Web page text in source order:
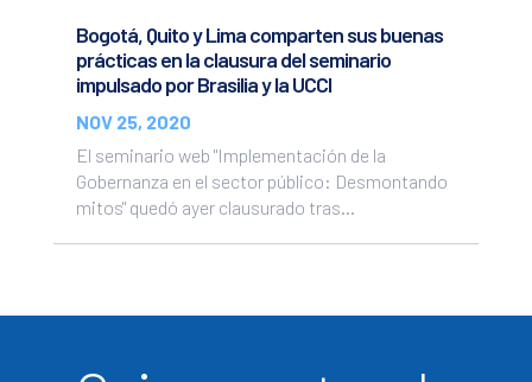
Bogotá, Quito y Lima comparten sus buenas
prácticas en la clausura del seminario
impulsado por Brasilia y la UCCI
NOV 25, 2020
El seminario web "Implementación de la
Gobernanza en el sector público: Desmontando
mitos" quedó ayer clausurado tras...